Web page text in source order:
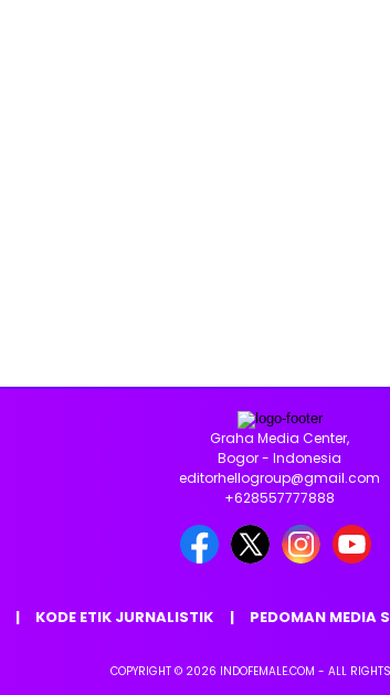
Graha Media Center,
Bogor - Indonesia
editorhellogroup@gmail.com
+628557777888
KODE ETIK JURNALISTIK PEDOMAN MEDIA
COPYRIGHT © 2026 INDOFEMALE.COM - ALL